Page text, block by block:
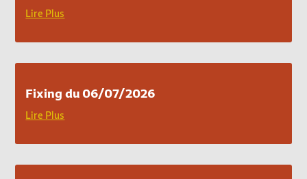
Lire Plus
Fixing du 06/07/2026
Lire Plus